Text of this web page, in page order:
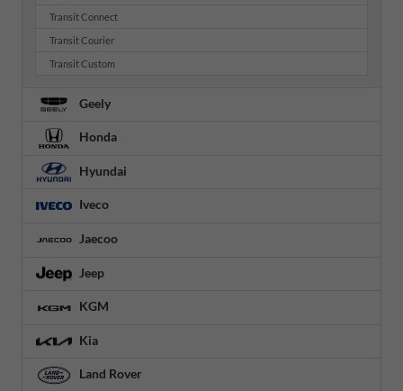
Transit Connect
Transit Courier
Transit Custom
Geely
Honda
Hyundai
Iveco
Jaecoo
Jeep
KGM
Kia
Land Rover